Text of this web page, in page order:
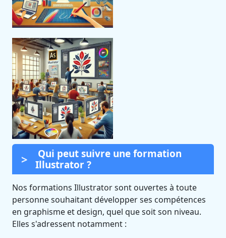
Qui peut suivre une formation
Illustrator ?
Nos formations Illustrator sont ouvertes à toute
personne souhaitant développer ses compétences
en graphisme et design, quel que soit son niveau.
Elles s'adressent notamment :